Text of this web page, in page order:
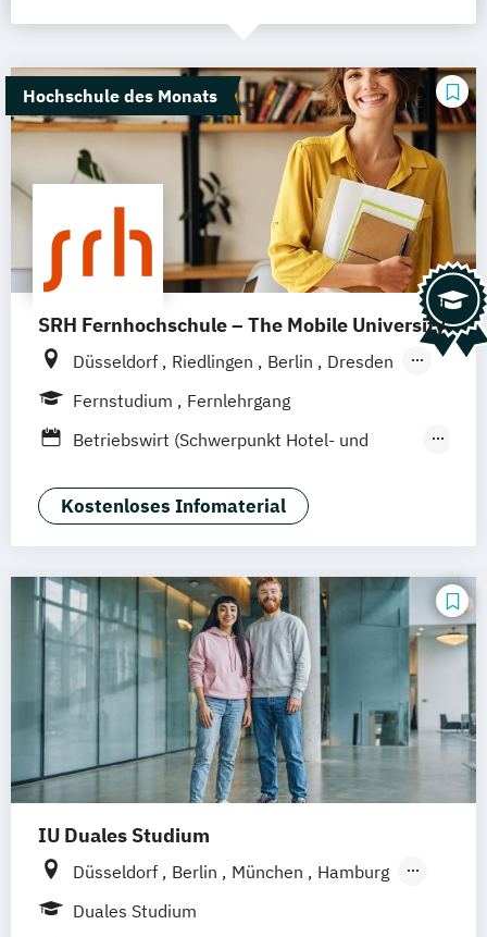
Hochschule des Monats
SRH Fernhochschule – The Mobile University
Düsseldorf Riedlingen Berlin
Dresden
Hamburg
Hannover Köln
Mannheim
Wertheim Wien
Frankfurt am Main Hamm Zürich
Fernstudium
Fernlehrgang
Betriebswirt (Schwerpunkt Hotel- und
Betriebswirtschaft und Hotelmanagement
Kostenloses Infomaterial
IU Duales Studium
Düsseldorf Berlin München
Hamburg
Frankfurt am Main
Duales Studium